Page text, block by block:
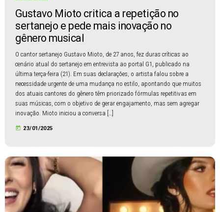
Gustavo Mioto critica a repetição no
sertanejo e pede mais inovação no
gênero musical
O cantor sertanejo Gustavo Mioto, de 27 anos, fez duras críticas ao
cenário atual do sertanejo em entrevista ao portal G1, publicado na
última terça-feira (21). Em suas declarações, o artista falou sobre a
necessidade urgente de uma mudança no estilo, apontando que muitos
dos atuais cantores do gênero têm priorizado fórmulas repetitivas em
suas músicas, com o objetivo de gerar engajamento, mas sem agregar
inovação. Mioto iniciou a conversa […]
today 23/01/2025